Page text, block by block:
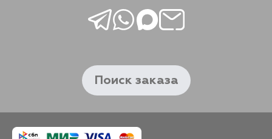
Поиск заказа